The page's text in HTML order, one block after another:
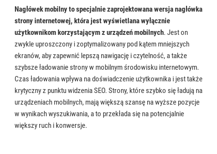
Nagłówek mobilny to specjalnie zaprojektowana wersja nagłówka
strony internetowej, która jest wyświetlana wyłącznie
użytkownikom korzystającym z urządzeń mobilnych. Jest on
zwykle uproszczony i zoptymalizowany pod kątem mniejszych
ekranów, aby zapewnić lepszą nawigację i czytelność, a także
szybsze ładowanie strony w mobilnym środowisku internetowym.
Czas ładowania wpływa na doświadczenie użytkownika i jest także
krytyczny z punktu widzenia SEO. Strony, które szybko się ładują na
urządzeniach mobilnych, mają większą szansę na wyższe pozycje
w wynikach wyszukiwania, a to przekłada się na potencjalnie
większy ruch i konwersje.